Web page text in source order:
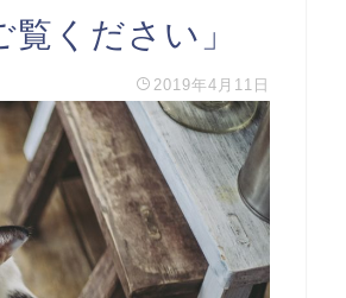
ください」
2019年4月11日